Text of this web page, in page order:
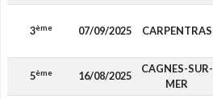
3ème 07/09/2025 CARPENTRAS
5ème 16/08/2025
CAGNES-SUR-
MER